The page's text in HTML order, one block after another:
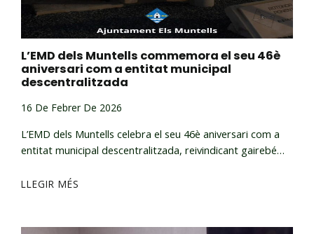
L’EMD dels Muntells commemora el seu 46è
aniversari com a entitat municipal
descentralitzada
16 De Febrer De 2026
L’EMD dels Muntells celebra el seu 46è aniversari com a
entitat municipal descentralitzada, reivindicant gairebé…
LLEGIR MÉS